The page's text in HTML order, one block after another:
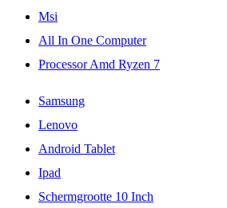
Msi
All In One Computer
Processor Amd Ryzen 7
Samsung
Lenovo
Android Tablet
Ipad
Schermgrootte 10 Inch